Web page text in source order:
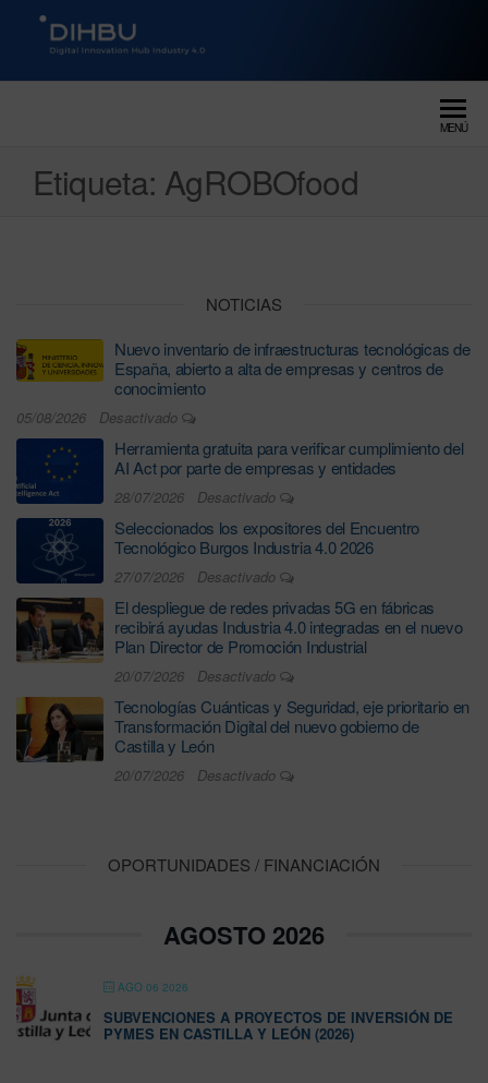
DIGITAL INNOVATION HUB
MENÚ
Etiqueta: AgROBOfood
NOTICIAS
Nuevo inventario de infraestructuras tecnológicas de
España, abierto a alta de empresas y centros de
conocimiento
05/08/2026 Desactivado
Herramienta gratuita para verificar cumplimiento del
AI Act por parte de empresas y entidades
28/07/2026 Desactivado
Seleccionados los expositores del Encuentro
Tecnológico Burgos Industria 4.0 2026
27/07/2026 Desactivado
El despliegue de redes privadas 5G en fábricas
recibirá ayudas Industria 4.0 integradas en el nuevo
Plan Director de Promoción Industrial
20/07/2026 Desactivado
Tecnologías Cuánticas y Seguridad, eje prioritario en
Transformación Digital del nuevo gobierno de
Castilla y León
20/07/2026 Desactivado
OPORTUNIDADES / FINANCIACIÓN
AGOSTO 2026
AGO 06 2026
SUBVENCIONES A PROYECTOS DE INVERSIÓN DE
PYMES EN CASTILLA Y LEÓN (2026)